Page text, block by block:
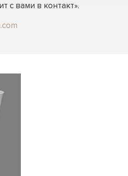
с вами в контакт».